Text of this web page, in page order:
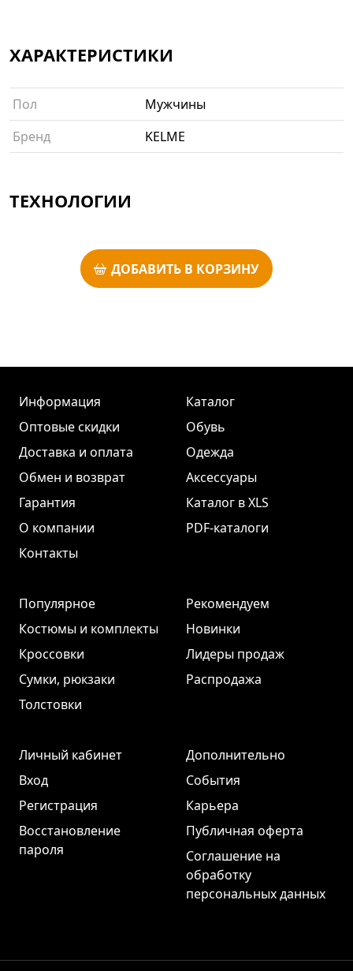
ХАРАКТЕРИСТИКИ
Пол
Мужчины
Бренд
KELME
ТЕХНОЛОГИИ
ДОБАВИТЬ В КОРЗИНУ
Информация
Оптовые скидки
Доставка и оплата
Обмен и возврат
Гарантия
О компании
Контакты
Каталог
Обувь
Одежда
Аксессуары
Каталог в XLS
PDF-каталоги
Популярное
Костюмы и комплекты
Кроссовки
Сумки, рюкзаки
Толстовки
Рекомендуем
Новинки
Лидеры продаж
Распродажа
Личный кабинет
Вход
Регистрация
Восстановление
пароля
Дополнительно
События
Карьера
Публичная оферта
Соглашение на
обработку
персональных данных